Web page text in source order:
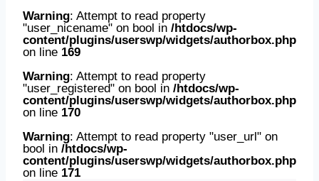
Warning: Attempt to read property
"user_nicename" on bool in /htdocs/wp-
content/plugins/userswp/widgets/authorbox.php
on line 169
Warning: Attempt to read property
"user_registered" on bool in /htdocs/wp-
content/plugins/userswp/widgets/authorbox.php
on line 170
Warning: Attempt to read property "user_url" on
bool in /htdocs/wp-
content/plugins/userswp/widgets/authorbox.php
on line 171